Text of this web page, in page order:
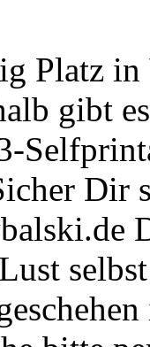
Platz in
gibt
Dir